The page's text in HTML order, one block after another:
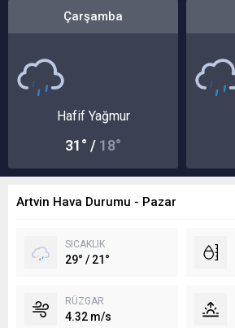
Çarşamba
Hafif Yağmur
31° / 18°
Artvin Hava Durumu - Pazar
SICAKLIK
29° / 21°
RÜZGAR
4.32 m/s